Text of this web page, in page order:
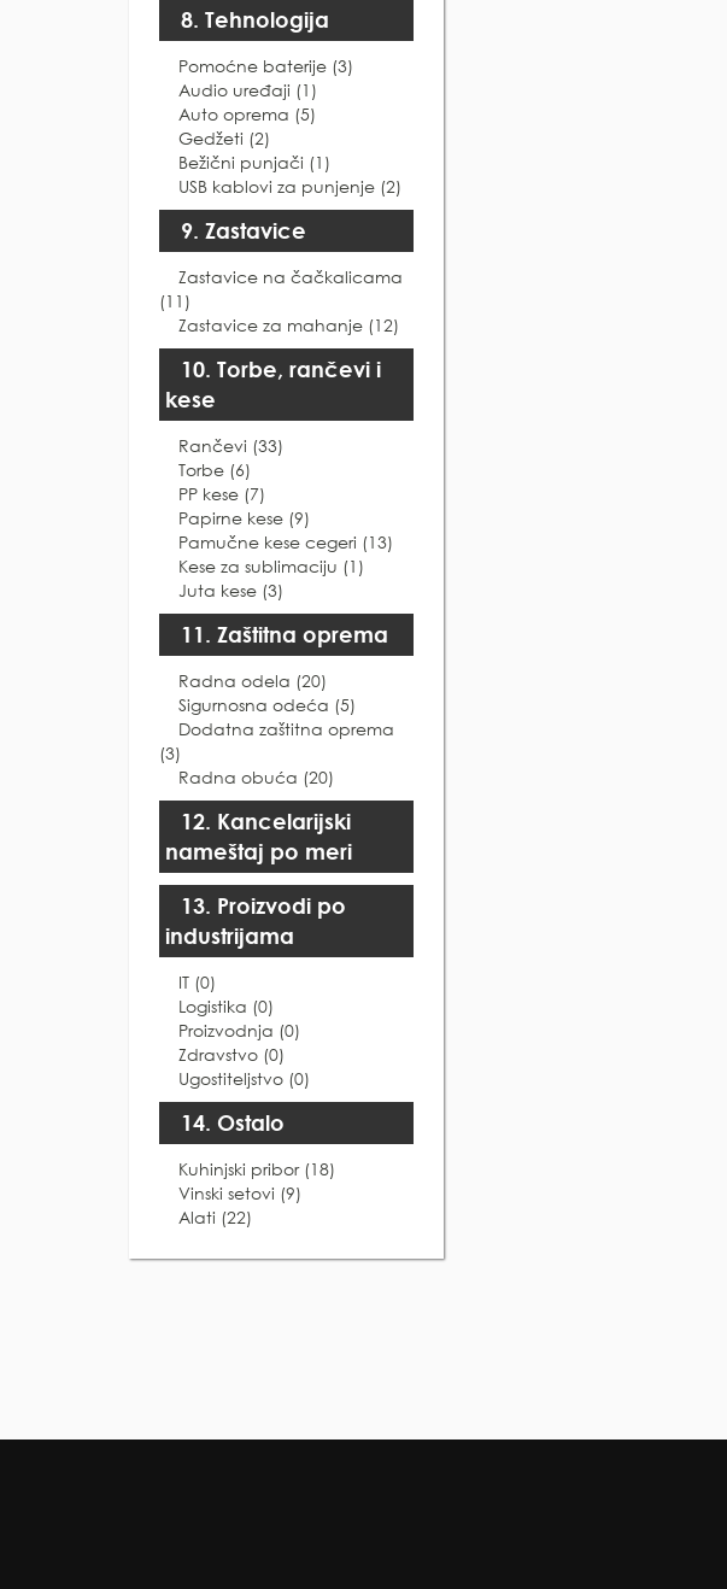
8. Tehnologija
Pomoćne baterije (3)
Audio uređaji (1)
Auto oprema (5)
Gedžeti (2)
Bežični punjači (1)
USB kablovi za punjenje (2)
9. Zastavice
Zastavice na čačkalicama
(11)
Zastavice za mahanje (12)
10. Torbe, rančevi i
kese
Rančevi (33)
Torbe (6)
PP kese (7)
Papirne kese (9)
Pamučne kese cegeri (13)
Kese za sublimaciju (1)
Juta kese (3)
11. Zaštitna oprema
Radna odela (20)
Sigurnosna odeća (5)
Dodatna zaštitna oprema
(3)
Radna obuća (20)
12. Kancelarijski
nameštaj po meri
13. Proizvodi po
industrijama
IT (0)
Logistika (0)
Proizvodnja (0)
Zdravstvo (0)
Ugostiteljstvo (0)
14. Ostalo
Kuhinjski pribor (18)
Vinski setovi (9)
Alati (22)